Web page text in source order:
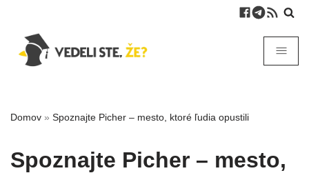
Domov » Spoznajte Picher – mesto, ktoré ľudia opustili
Spoznajte Picher – mesto,